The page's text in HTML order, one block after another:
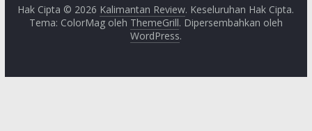
Hak Cipta © 2026 Kalimantan Review. Keseluruhan Hak Cipta.
Tema: ColorMag oleh ThemeGrill. Dipersembahkan oleh
WordPress.